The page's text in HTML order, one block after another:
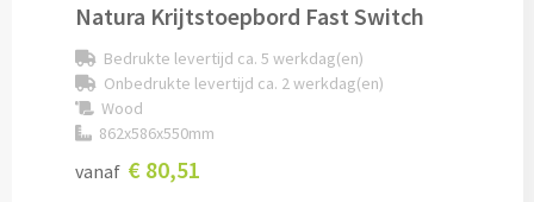
Potloden bedrukken
Markeerstiften bedrukken
Kinderschrijfwaren bedrukken
Natura Krijtstoepbord Fast Switch
Bedrukte levertijd ca. 5 werkdag(en)
Onbedrukte levertijd ca. 2 werkdag(en)
Wood
862x586x550mm
vanaf € 80,51